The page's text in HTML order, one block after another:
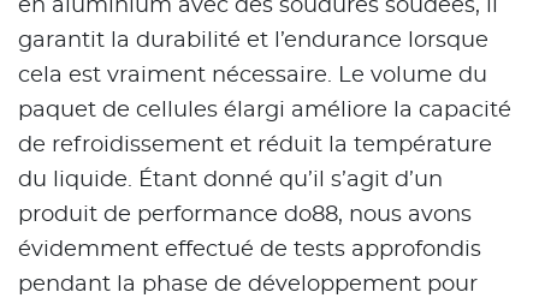
en aluminium avec des soudures soudées, il
garantit la durabilité et l’endurance lorsque
cela est vraiment nécessaire. Le volume du
paquet de cellules élargi améliore la capacité
de refroidissement et réduit la température
du liquide. Étant donné qu’il s’agit d’un
produit de performance do88, nous avons
évidemment effectué de tests approfondis
pendant la phase de développement pour